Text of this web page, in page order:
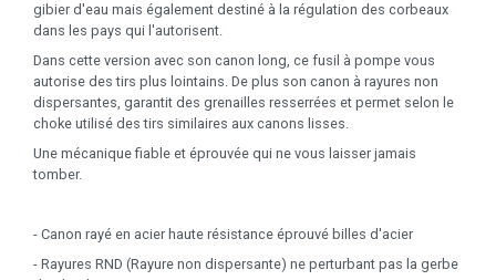
gibier d'eau mais également destiné à la régulation des corbeaux
dans les pays qui l'autorisent.
Dans cette version avec son canon long, ce fusil à pompe vous
autorise des tirs plus lointains. De plus son canon à rayures non
dispersantes, garantit des grenailles resserrées et permet selon le
choke utilisé des tirs similaires aux canons lisses.
Une mécanique fiable et éprouvée qui ne vous laisser jamais
tomber.
- Canon rayé en acier haute résistance éprouvé billes d'acier
- Rayures RND (Rayure non dispersante) ne perturbant pas la gerbe